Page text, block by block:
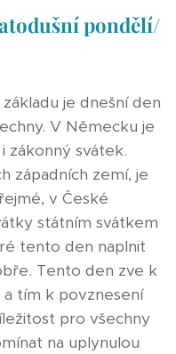
pondělí/
je dnešní den
V Německu je
zákonný svátek.
západních zemí, je
v České
státním svátkem
tento den naplnit
Tento den zve k
a tím k povznesení
pro všechny
na uplynulou